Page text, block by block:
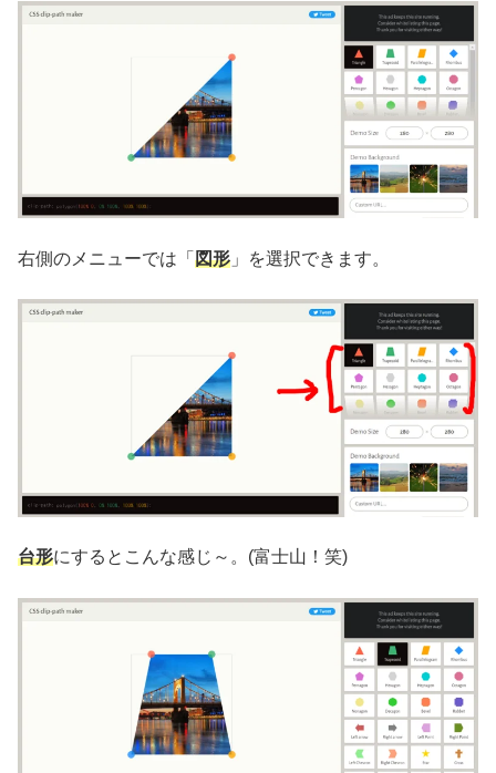
右側のメニューでは「 図形 」を選択できます。
台形にするとこんな感じ～。(富士山！笑)